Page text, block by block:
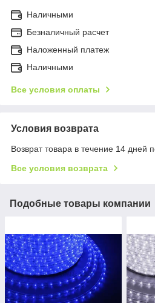
Наличными
Безналичный расчет
Наложенный платеж
Наличными
Все условия оплаты
Условия возврата
Возврат товара в течение 14 дней
Все условия возврата
Подобные товары компании